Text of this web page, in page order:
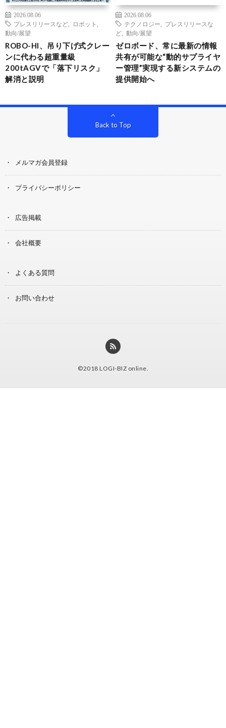
2026.08.06
プレスリリースなど
ロボット
動向/展望
ROBO-HI、吊り下げ式クレー
ンに代わる超重量級
200tAGVで「落下リスク」
解消と説明
2026.08.06
テクノロジー
プレスリリースな
ど
動向/展望
ゼロボード、常に最新の情報
共有が可能な“動的サプライヤ
ー管理”実現する新システムの
提供開始へ
Back to Top
メルマガ会員登録
プライバシーポリシー
広告掲載
会社概要
よくある質問
お問い合わせ
©2018 LOGI-BIZ online